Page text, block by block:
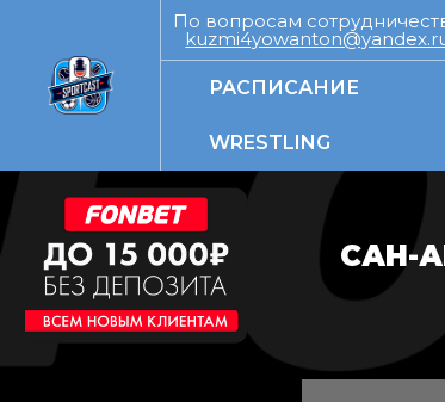
По вопросам
РАСПИСАНИЕ
WRESTLING
САН-